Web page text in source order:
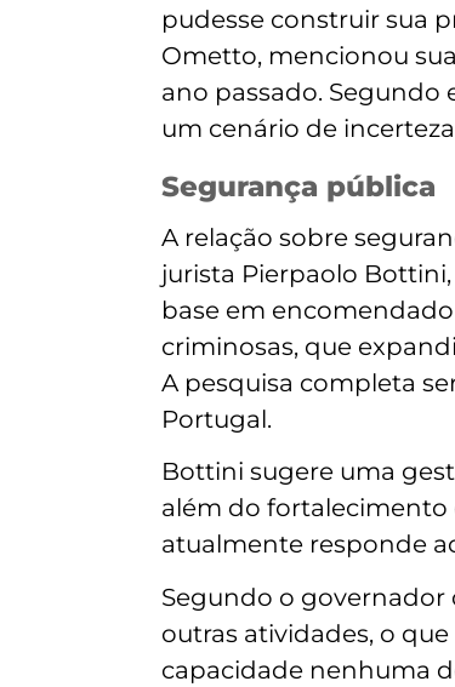
pudesse construir sua
Ometto, mencionou
ano passado. Segundo
um cenário de
Segurança pública
A relação sobre
jurista Pierpaolo
base em
criminosas, que
A pesquisa completa
Portugal.
Bottini sugere uma
além do fortalecimento
atualmente responde
Segundo o governador
outras atividades, o
capacidade nenhuma